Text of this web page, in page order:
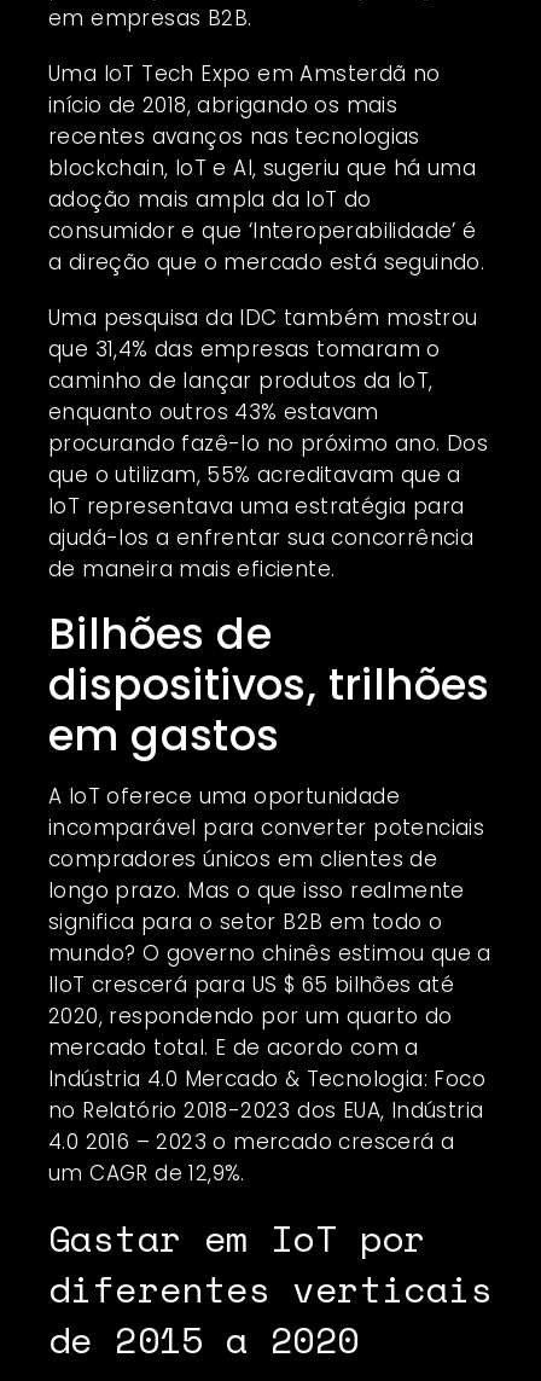
em empresas B2B.
Uma IoT Tech Expo em Amsterdã no
início de 2018, abrigando os mais
recentes avanços nas tecnologias
blockchain, IoT e AI, sugeriu que há uma
adoção mais ampla da IoT do
consumidor e que ‘Interoperabilidade’ é
a direção que o mercado está seguindo.
Uma pesquisa da IDC também mostrou
que 31,4% das empresas tomaram o
caminho de lançar produtos da IoT,
enquanto outros 43% estavam
procurando fazê-lo no próximo ano. Dos
que o utilizam, 55% acreditavam que a
IoT representava uma estratégia para
ajudá-los a enfrentar sua concorrência
de maneira mais eficiente.
Bilhões de
dispositivos, trilhões
em gastos
A IoT oferece uma oportunidade
incomparável para converter potenciais
compradores únicos em clientes de
longo prazo. Mas o que isso realmente
significa para o setor B2B em todo o
mundo? O governo chinês estimou que a
IIoT crescerá para US $ 65 bilhões até
2020, respondendo por um quarto do
mercado total. E de acordo com a
Indústria 4.0 Mercado & Tecnologia: Foco
no Relatório 2018-2023 dos EUA, Indústria
4.0 2016 – 2023 o mercado crescerá a
um CAGR de 12,9%.
Gastar em IoT por
diferentes verticais
de 2015 a 2020